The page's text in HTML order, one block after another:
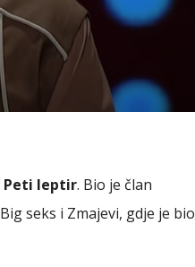
Peti leptir. Bio je član
seks i Zmajevi, gdje je bio